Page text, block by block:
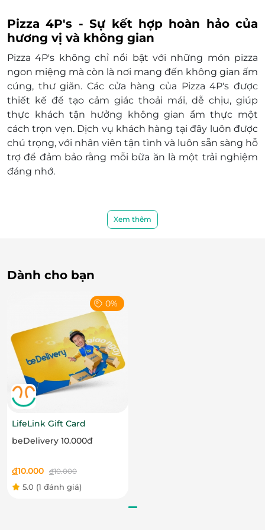
Khánh Hòa
Khách sạn Sheraton Nha Trang, 26-28 Trần Phú, Nha
Trang, Khánh Hoà
Pizza 4P's - Sự kết hợp hoàn hảo của
hương vị và không gian
Pizza 4P's không chỉ nổi bật với những món pizza
ngon miệng mà còn là nơi mang đến không gian ấm
cúng, thư giãn. Các cửa hàng của Pizza 4P's được
thiết kế để tạo cảm giác thoải mái, dễ chịu, giúp
thực khách tận hưởng không gian ẩm thực một
cách trọn vẹn. Dịch vụ khách hàng tại đây luôn được
chú trọng, với nhân viên tận tình và luôn sẵn sàng hỗ
trợ để đảm bảo rằng mỗi bữa ăn là một trải nghiệm
đáng nhớ.
Bên cạnh đó, menu của Pizza 4P's cũng là điểm sáng
tạo riêng biệt. Những món pizza tại đây đều được
chế biến từ các nguyên liệu tươi ngon và tự nhiên,
đặc biệt là những loại pizza mang đậm ảnh hưởng
của ẩm thực Nhật Bản như pizza cá hồi sốt kem
tỉ mỉ, đảm bảo hương vị đậm đà và hấp dẫn nhất cho
Xem thêm
Dành cho bạn
0%
LifeLink Gift Card
beDelivery 10.000đ
đ10.000 đ10.000
5.0 (1 đánh giá)